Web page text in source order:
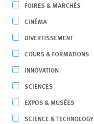
FOIRES & MARCHÉS
CINÉMA
DIVERTISSEMENT
COURS & FORMATIONS
INNOVATION
SCIENCES
EXPOS & MUSÉES
SCIENCE & TECHNOLOGY